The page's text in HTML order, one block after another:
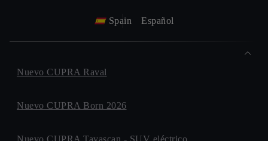
Spain Español
Nuevo CUPRA Raval
Nuevo CUPRA Born 2026